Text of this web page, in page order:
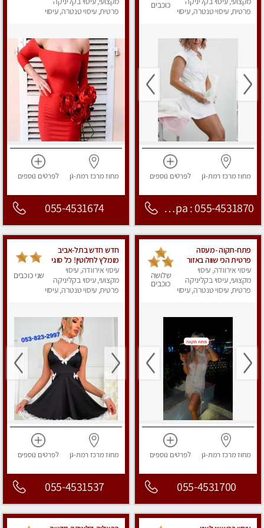
פרטית, עיסוי טנטרה, עיסוי
כוכבים
מחוז מרכז רמת-גן לפרטים נוספים
Nirvana Spa : 055-4531870
פרטית, עיסוי טנטרה, עיסוי
מחוז מרכז רמת-גן לפרטים נוספים
055-4531674
פתח-תקוה -מעסה
פרטית הכי שווה באזור
המרכז!!!
עיסוי אירוודה, עיסוי
מקצועי, עיסוי בקליניקה
פרטית, עיסוי טנטרה, עיסוי
שלושה
כוכבים
מחוז מרכז רמת-גן לפרטים נוספים
055-4531700
חדש חדש בתל-אביב
מומלץ לחלוטין! כל סוגי
העיסויים מעסה מקצועית
ואיכותית פרטי!!!
עיסוי אירוודה, עיסוי
מקצועי, עיסוי בקליניקה
פרטית, עיסוי טנטרה, עיסוי
שני כוכבים
מחוז מרכז רמת-גן לפרטים נוספים
055-4531537